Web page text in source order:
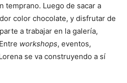
temprano. Luego de sacar a
color chocolate, y disfrutar de
parte a trabajar en la galería,
workshops, eventos,
se va construyendo a sí